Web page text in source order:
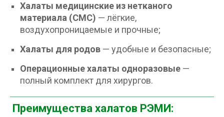
Халаты медицинские из нетканого
материала (СМС) — лёгкие,
воздухопроницаемые и прочные;
Халаты для родов — удобные и безопасные;
Операционные халаты одноразовые —
полный комплект для хирургов.
Преимущества халатов РЭМИ: